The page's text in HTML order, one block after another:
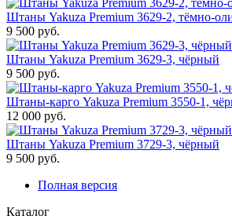
Штаны Yakuza Premium 3629-2, тёмно-
9 500 руб.
Штаны Yakuza Premium 3629-3, чёрный
9 500 руб.
Штаны-карго Yakuza Premium 3550-1,
12 000 руб.
Штаны Yakuza Premium 3729-3, чёрный
9 500 руб.
Полная версия
Каталог